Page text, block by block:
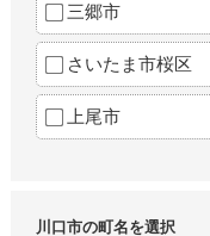
三郷市
さいたま市桜区
上尾市
川口市の町名を選択